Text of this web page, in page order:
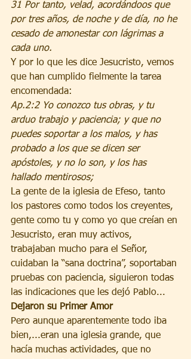
31 Por tanto, velad, acordándoos que
por tres años, de noche y de día, no he
cesado de amonestar con lágrimas a
cada uno.
Y por lo que les dice Jesucristo, vemos
que han cumplido fielmente la tarea
encomendada:
Ap.2:2 Yo conozco tus obras, y tu
arduo trabajo y paciencia; y que no
puedes soportar a los malos, y has
probado a los que se dicen ser
apóstoles, y no lo son, y los has
hallado mentirosos;
La gente de la iglesia de Efeso, tanto
los pastores como todos los creyentes,
gente como tu y como yo que creían en
Jesucristo, eran muy activos,
trabajaban mucho para el Señor,
cuidaban la “sana doctrina”, soportaban
pruebas con paciencia, siguieron todas
las indicaciones que les dejó Pablo...
Dejaron su Primer Amor
Pero aunque aparentemente todo iba
bien,...eran una iglesia grande, que
hacía muchas actividades, que no